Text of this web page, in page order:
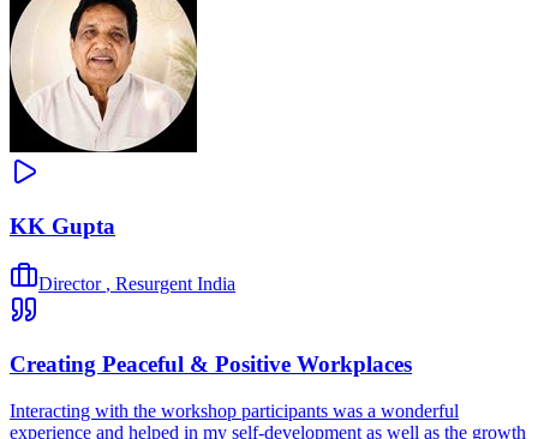
KK Gupta
Director , Resurgent India
Creating Peaceful & Positive Workplaces
Interacting with the workshop participants was a wonderful
experience and helped in my self-development as well as the growth